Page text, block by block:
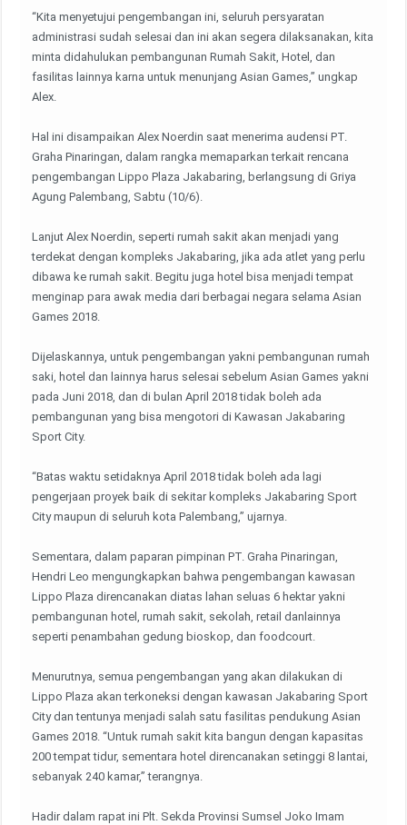
“Kita menyetujui pengembangan ini, seluruh persyaratan
administrasi sudah selesai dan ini akan segera dilaksanakan, kita
minta didahulukan pembangunan Rumah Sakit, Hotel, dan
fasilitas lainnya karna untuk menunjang Asian Games,” ungkap
Alex.
Hal ini disampaikan Alex Noerdin saat menerima audensi PT.
Graha Pinaringan, dalam rangka memaparkan terkait rencana
pengembangan Lippo Plaza Jakabaring, berlangsung di Griya
Agung Palembang, Sabtu (10/6).
Lanjut Alex Noerdin, seperti rumah sakit akan menjadi yang
terdekat dengan kompleks Jakabaring, jika ada atlet yang perlu
dibawa ke rumah sakit. Begitu juga hotel bisa menjadi tempat
menginap para awak media dari berbagai negara selama Asian
Games 2018.
Dijelaskannya, untuk pengembangan yakni pembangunan rumah
saki, hotel dan lainnya harus selesai sebelum Asian Games yakni
pada Juni 2018, dan di bulan April 2018 tidak boleh ada
pembangunan yang bisa mengotori di Kawasan Jakabaring
Sport City.
“Batas waktu setidaknya April 2018 tidak boleh ada lagi
pengerjaan proyek baik di sekitar kompleks Jakabaring Sport
City maupun di seluruh kota Palembang,” ujarnya.
Sementara, dalam paparan pimpinan PT. Graha Pinaringan,
Hendri Leo mengungkapkan bahwa pengembangan kawasan
Lippo Plaza direncanakan diatas lahan seluas 6 hektar yakni
pembangunan hotel, rumah sakit, sekolah, retail danlainnya
seperti penambahan gedung bioskop, dan foodcourt.
Menurutnya, semua pengembangan yang akan dilakukan di
Lippo Plaza akan terkoneksi dengan kawasan Jakabaring Sport
City dan tentunya menjadi salah satu fasilitas pendukung Asian
Games 2018. “Untuk rumah sakit kita bangun dengan kapasitas
200 tempat tidur, sementara hotel direncanakan setinggi 8 lantai,
sebanyak 240 kamar,” terangnya.
Hadir dalam rapat ini Plt. Sekda Provinsi Sumsel Joko Imam